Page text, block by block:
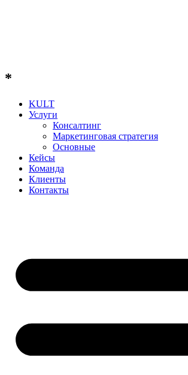
*
KULT
Услуги
Консалтинг
Маркетинговая стратегия
Основные
Кейсы
Команда
Клиенты
Контакты